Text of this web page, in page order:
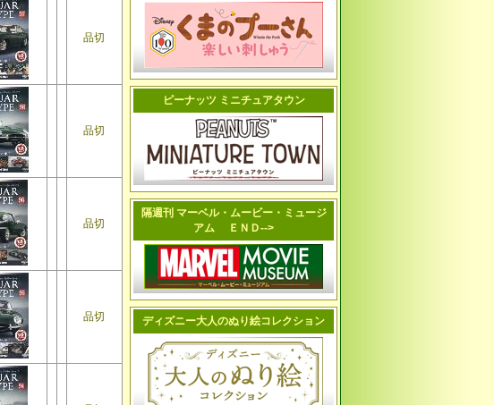
品切
品切
品切
品切
ピーナッツ ミニチュアタウン
隔週刊 マーベル・ムービー・ミュージ
アム ＥＮＤ-->
ディズニー大人のぬり絵コレクション